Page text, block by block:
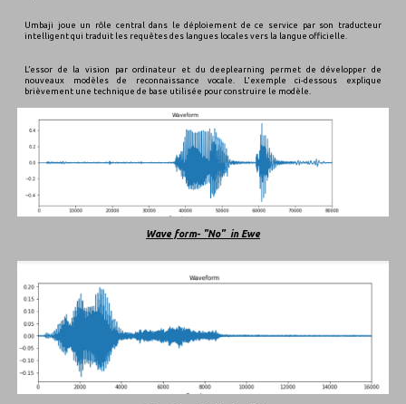
Umbaji joue un rôle central dans le déploiement de ce service par son traducteur
intelligent qui traduit les requêtes des langues locales vers la langue officielle.
L’essor de la vision par ordinateur et du deeplearning permet de développer de
nouveaux modèles de reconnaissance vocale. L'exemple ci-dessous explique
brièvement une technique de base utilisée pour construire le modèle.
Wave form- "No" in Ewe